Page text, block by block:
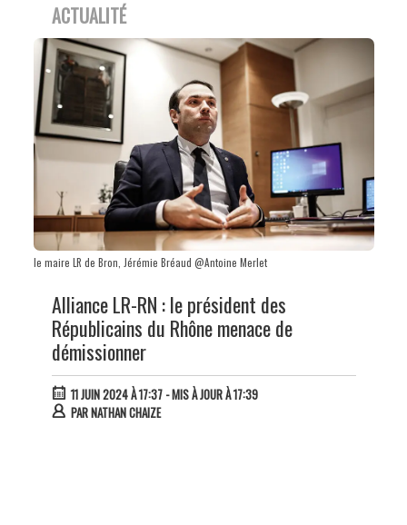
ACTUALITÉ
le maire LR de Bron, Jérémie Bréaud @Antoine Merlet
Alliance LR-RN : le président des
Républicains du Rhône menace de
démissionner
11 JUIN 2024 À 17:37- MIS À JOUR À 17:39
PARNATHAN CHAIZE